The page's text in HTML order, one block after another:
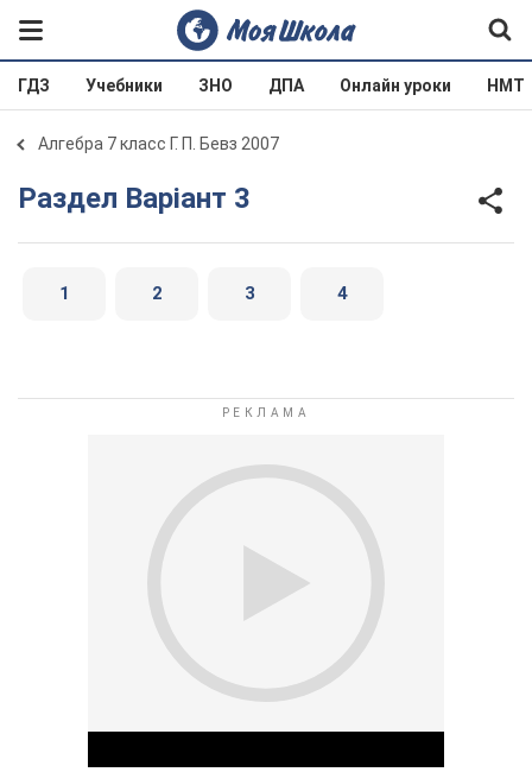
ГДЗ Учебники ЗНО ДПА Онлайн уроки НМТ
Алгебра 7 класс Г. П. Бевз 2007
Раздел Варіант 3
1 2 3 4